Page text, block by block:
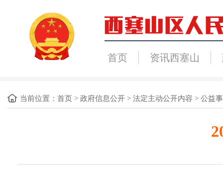
首页 资讯西塞山
当前位置： 首页 > 政府信息公开 > 法定主动公开内容 > 公益